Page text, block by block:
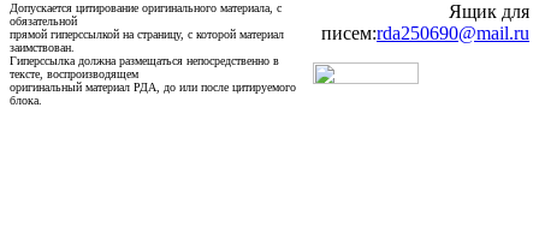
Допускается цитирование оригинального материала, с
обязательной
прямой гиперссылкой на страницу, с которой материал
заимствован.
Гиперссылка должна размещаться непосредственно в
тексте, воспроизводящем
оригинальный материал РДА, до или после цитируемого
блока.
Ящик для
писем:rda250690@mail.ru